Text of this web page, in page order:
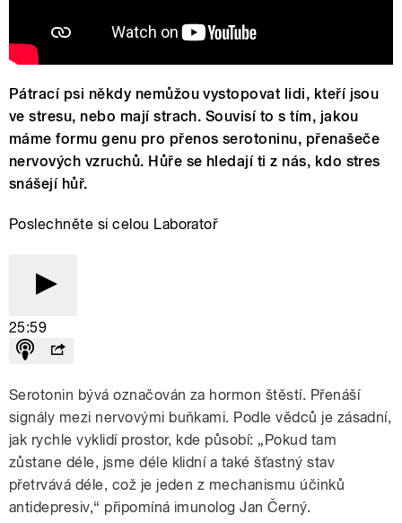
Pátrací psi někdy nemůžou vystopovat lidi, kteří jsou
ve stresu, nebo mají strach. Souvisí to s tím, jakou
máme formu genu pro přenos serotoninu, přenašeče
nervových vzruchů. Hůře se hledají ti z nás, kdo stres
snášejí hůř.
Poslechněte si celou Laboratoř
25:59
Serotonin bývá označován za hormon štěstí. Přenáší
signály mezi nervovými buňkami. Podle vědců je zásadní,
jak rychle vyklidí prostor, kde působí: „Pokud tam
zůstane déle, jsme déle klidní a také šťastný stav
přetrvává déle, což je jeden z mechanismu účinků
antidepresiv,“ připomíná imunolog Jan Černý.